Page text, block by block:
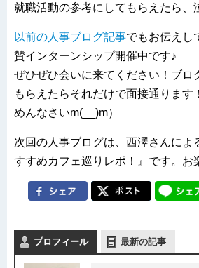
就職活動の参考にしてもらえたら、
以前の人事ブログ記事でもお伝えし
賛インターンシップ開催中です♪
ぜひぜひ会いに来てください！ブロ
もらえたらそれだけで面接通ります
めんなさいm(__)m）
次回の人事ブログは、西澤さんによ
すすめカフェ巡りレポ！』です。お
プロフィール 最新の記事